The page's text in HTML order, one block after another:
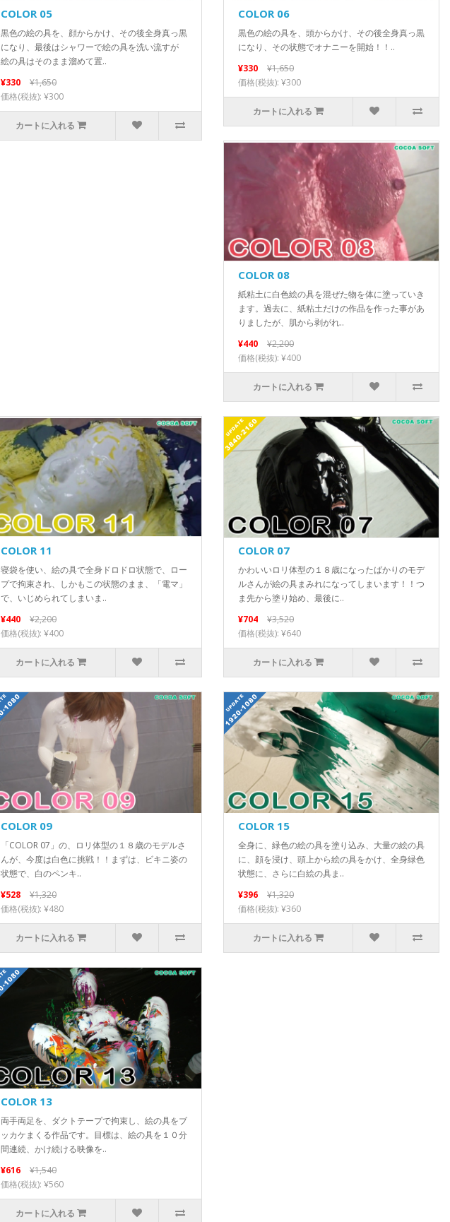
COLOR 05
黒色の絵の具を、顔からかけ、その後全身真っ黒
になり、最後はシャワーで絵の具を洗い流すが
絵の具はそのまま溜めて置..
¥330
¥1,650
価格(税抜): ¥300
カートに入れる
COLOR 06
黒色の絵の具を、頭からかけ、その後全身真っ黒
になり、その状態でオナニーを開始！！..
¥330
¥1,650
価格(税抜): ¥300
カートに入れる
COLOR 08
紙粘土に白色絵の具を混ぜた物を体に塗っていき
ます。過去に、紙粘土だけの作品を作った事があ
りましたが、肌から剥がれ..
¥440
¥2,200
価格(税抜): ¥400
カートに入れる
COLOR 11
寝袋を使い、絵の具で全身ドロドロ状態で、ロー
プで拘束され、しかもこの状態のまま、「電マ」
で、いじめられてしまいま..
¥440
¥2,200
価格(税抜): ¥400
カートに入れる
COLOR 07
かわいいロリ体型の１８歳になったばかりのモデ
ルさんが絵の具まみれになってしまいます！！つ
ま先から塗り始め、最後に..
¥704
¥3,520
価格(税抜): ¥640
カートに入れる
COLOR 09
「COLOR 07」の、ロリ体型の１８歳のモデルさ
んが、今度は白色に挑戦！！まずは、ビキニ姿の
状態で、白のペンキ..
¥528
¥1,320
価格(税抜): ¥480
カートに入れる
COLOR 15
全身に、緑色の絵の具を塗り込み、大量の絵の具
に、顔を浸け、頭上から絵の具をかけ、全身緑色
状態に、さらに白絵の具ま..
¥396
¥1,320
価格(税抜): ¥360
カートに入れる
COLOR 13
両手両足を、ダクトテープで拘束し、絵の具をブ
ッカケまくる作品です。目標は、絵の具を１０分
間連続、かけ続ける映像を..
¥616
¥1,540
価格(税抜): ¥560
カートに入れる